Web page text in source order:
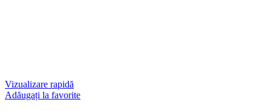
Vizualizare rapidă
Adăugați la favorite